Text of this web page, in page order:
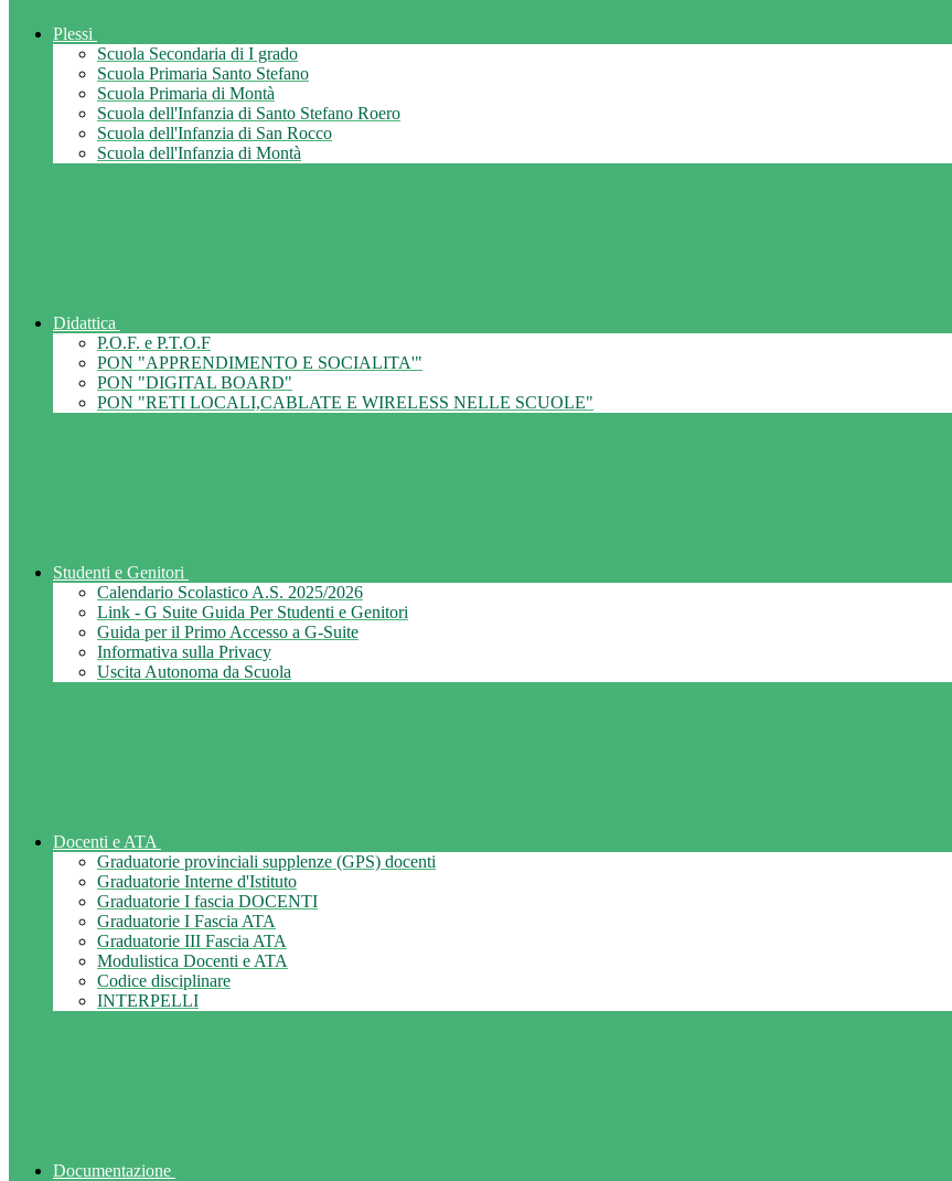
Plessi
Scuola Secondaria di I grado
Scuola Primaria Santo Stefano
Scuola Primaria di Montà
Scuola dell'Infanzia di Santo Stefano Roero
Scuola dell'Infanzia di San Rocco
Scuola dell'Infanzia di Montà
Didattica
P.O.F. e P.T.O.F
PON "APPRENDIMENTO E SOCIALITA'"
PON "DIGITAL BOARD"
PON "RETI LOCALI,CABLATE E WIRELESS NELLE SCUOLE"
Studenti e Genitori
Calendario Scolastico A.S. 2025/2026
Link - G Suite Guida Per Studenti e Genitori
Guida per il Primo Accesso a G-Suite
Informativa sulla Privacy
Uscita Autonoma da Scuola
Docenti e ATA
Graduatorie provinciali supplenze (GPS) docenti
Graduatorie Interne d'Istituto
Graduatorie I fascia DOCENTI
Graduatorie I Fascia ATA
Graduatorie III Fascia ATA
Modulistica Docenti e ATA
Codice disciplinare
INTERPELLI
Documentazione